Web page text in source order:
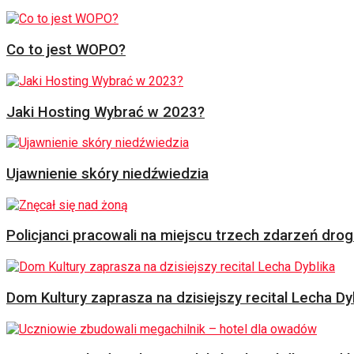
Co to jest WOPO?
Jaki Hosting Wybrać w 2023?
Ujawnienie skóry niedźwiedzia
Policjanci pracowali na miejscu trzech zdarzeń
Dom Kultury zaprasza na dzisiejszy recital Lecha